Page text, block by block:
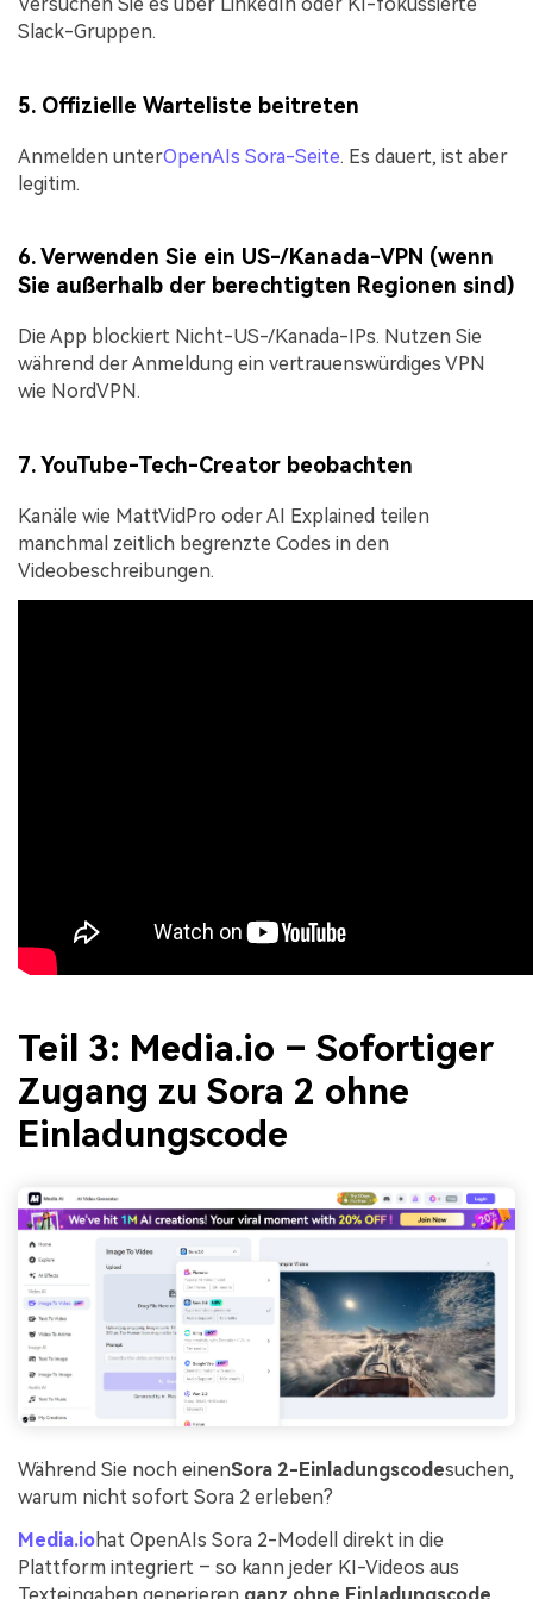
Slack-Gruppen.
5. Offizielle Warteliste beitreten
Anmelden unterOpenAIs Sora-Seite. Es dauert, ist aber
legitim.
6. Verwenden Sie ein US-/Kanada-VPN (wenn
Sie außerhalb der berechtigten Regionen sind)
Die App blockiert Nicht-US-/Kanada-IPs. Nutzen Sie
während der Anmeldung ein vertrauenswürdiges VPN
wie NordVPN.
7. YouTube-Tech-Creator beobachten
Kanäle wie MattVidPro oder AI Explained teilen
manchmal zeitlich begrenzte Codes in den
Videobeschreibungen.
Teil 3: Media.io – Sofortiger
Zugang zu Sora 2 ohne
Einladungscode
Während Sie noch einenSora 2-Einladungscodesuchen,
warum nicht sofort Sora 2 erleben?
Media.iohat OpenAIs Sora 2-Modell direkt in die
Plattform integriert – so kann jeder KI-Videos aus